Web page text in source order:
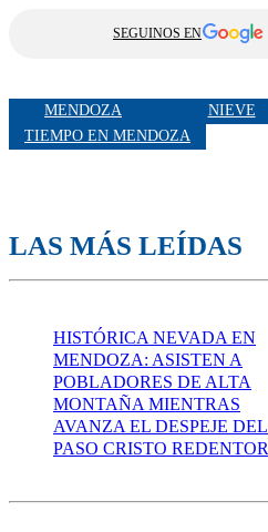
SEGUINOS EN
MENDOZA NIEVE
TIEMPO EN MENDOZA
LAS MÁS LEÍDAS
HISTÓRICA NEVADA EN
MENDOZA: ASISTEN A
POBLADORES DE ALTA
MONTAÑA MIENTRAS
AVANZA EL DESPEJE DEL
PASO CRISTO REDENTOR